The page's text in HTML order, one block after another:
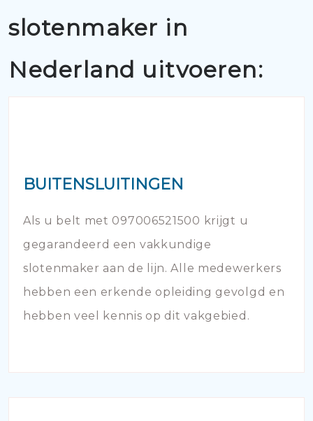
slotenmaker in
Nederland uitvoeren:
BUITENSLUITINGEN
Als u belt met 097006521500 krijgt u
gegarandeerd een vakkundige
slotenmaker aan de lijn. Alle medewerkers
hebben een erkende opleiding gevolgd en
hebben veel kennis op dit vakgebied.